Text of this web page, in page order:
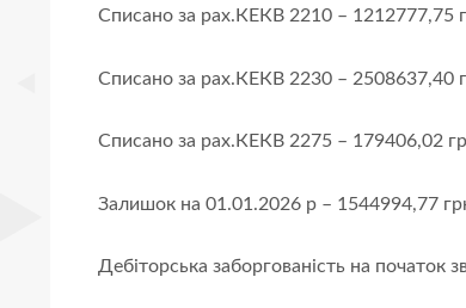
Списано за рах.КЕКВ 2210 – 1212777,75
Списано за рах.КЕКВ 2230 – 2508637,40
Списано за рах.КЕКВ 2275 – 179406,02
Залишок на 01.01.2026 р – 1544994,77
Дебіторська заборгованість на початок